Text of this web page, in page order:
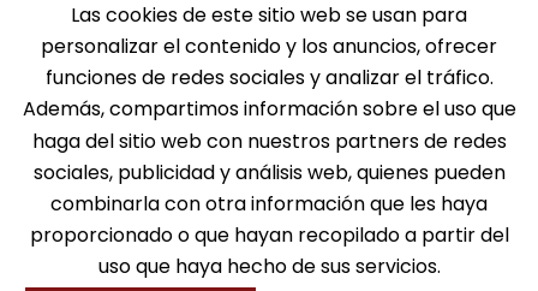
SOLICITA INFORMACIÓN
MENÚ
Balones
Deportes
Educación física
Las cookies de este sitio web se usan para
personalizar el contenido y los anuncios, ofrecer
funciones de redes sociales y analizar el tráfico.
Además, compartimos información sobre el uso que
haga del sitio web con nuestros partners de redes
sociales, publicidad y análisis web, quienes pueden
combinarla con otra información que les haya
proporcionado o que hayan recopilado a partir del
uso que haya hecho de sus servicios.